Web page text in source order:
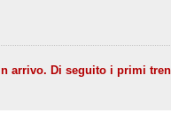
arrivo. Di seguito i primi